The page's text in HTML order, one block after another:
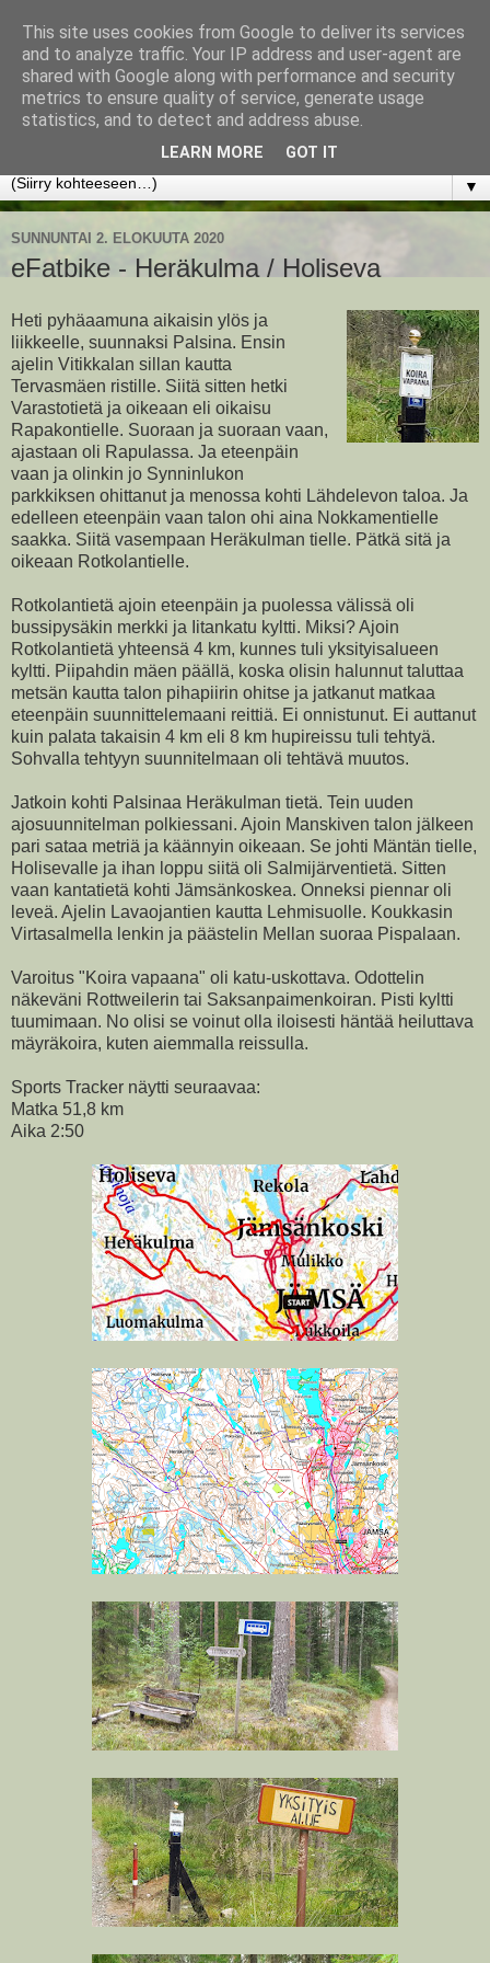
www.jyrkikokko.fi
Uusi Suunta - Jokainen hetki tarjoaa tilaisuuden muuttaa
▼
SUNNUNTAI 2. ELOKUUTA 2020
eFatbike - Heräkulma / Holiseva
Heti pyhäaamuna aikaisin ylös ja
liikkeelle, suunnaksi Palsina. Ensin
ajelin Vitikkalan sillan kautta
Tervasmäen ristille. Siitä sitten hetki
Varastotietä ja oikeaan eli oikaisu
Rapakontielle. Suoraan ja suoraan vaan,
ajastaan oli Rapulassa. Ja eteenpäin
vaan ja olinkin jo Synninlukon
parkkiksen ohittanut ja menossa kohti Lähdelevon taloa. Ja
edelleen eteenpäin vaan talon ohi aina Nokkamentielle
saakka. Siitä vasempaan Heräkulman tielle. Pätkä sitä ja
oikeaan Rotkolantielle.
Rotkolantietä ajoin eteenpäin ja puolessa välissä oli
bussipysäkin merkki ja Iitankatu kyltti. Miksi? Ajoin
Rotkolantietä yhteensä 4 km, kunnes tuli yksityisalueen
kyltti. Piipahdin mäen päällä, koska olisin halunnut taluttaa
metsän kautta talon pihapiirin ohitse ja jatkanut matkaa
eteenpäin suunnittelemaani reittiä. Ei onnistunut. Ei auttanut
kuin palata takaisin 4 km eli 8 km hupireissu tuli tehtyä.
Sohvalla tehtyyn suunnitelmaan oli tehtävä muutos.
Jatkoin kohti Palsinaa Heräkulman tietä. Tein uuden
ajosuunnitelman polkiessani. Ajoin Manskiven talon jälkeen
pari sataa metriä ja käännyin oikeaan. Se johti Mäntän tielle,
Holisevalle ja ihan loppu siitä oli Salmijärventietä. Sitten
vaan kantatietä kohti Jämsänkoskea. Onneksi piennar oli
leveä. Ajelin Lavaojantien kautta Lehmisuolle. Koukkasin
Virtasalmella lenkin ja päästelin Mellan suoraa Pispalaan.
Varoitus "Koira vapaana" oli katu-uskottava. Odottelin
näkeväni Rottweilerin tai Saksanpaimenkoiran. Pisti kyltti
tuumimaan. No olisi se voinut olla iloisesti häntää heiluttava
mäyräkoira, kuten aiemmalla reissulla.
Sports Tracker näytti seuraavaa:
Matka 51,8 km
Aika 2:50
This site uses cookies from Google to deliver its services
and to analyze traffic. Your IP address and user-agent are
shared with Google along with performance and security
metrics to ensure quality of service, generate usage
statistics, and to detect and address abuse.
LEARN MORE GOT IT